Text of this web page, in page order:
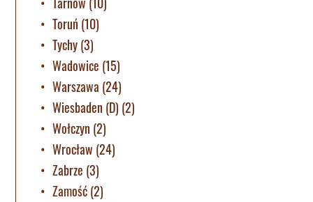
Toruń (10)
Tychy(3)
Wadowice (15)
Warszawa (24)
Wiesbaden (D) (2)
Wołczyn (2)
Wrocław (24)
Zabrze (3)
Zamość(2)